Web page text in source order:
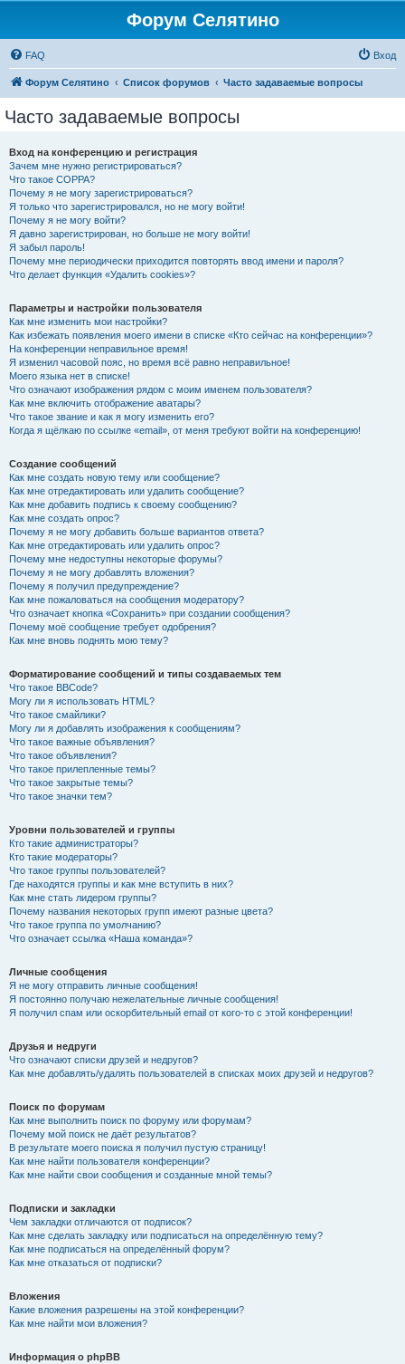
Форум Селятино
FAQ Вход
Форум Селятино Список форумов Часто задаваемые вопросы
Часто задаваемые вопросы
Вход на конференцию и регистрация
Зачем мне нужно регистрироваться?
Что такое COPPA?
Почему я не могу зарегистрироваться?
Я только что зарегистрировался, но не могу войти!
Почему я не могу войти?
Я давно зарегистрирован, но больше не могу войти!
Я забыл пароль!
Почему мне периодически приходится повторять ввод имени и пароля?
Что делает функция «Удалить cookies»?
Параметры и настройки пользователя
Как мне изменить мои настройки?
Как избежать появления моего имени в списке «Кто сейчас на конференции»?
На конференции неправильное время!
Я изменил часовой пояс, но время всё равно неправильное!
Моего языка нет в списке!
Что означают изображения рядом с моим именем пользователя?
Как мне включить отображение аватары?
Что такое звание и как я могу изменить его?
Когда я щёлкаю по ссылке «email», от меня требуют войти на конференцию!
Создание сообщений
Как мне создать новую тему или сообщение?
Как мне отредактировать или удалить сообщение?
Как мне добавить подпись к своему сообщению?
Как мне создать опрос?
Почему я не могу добавить больше вариантов ответа?
Как мне отредактировать или удалить опрос?
Почему мне недоступны некоторые форумы?
Почему я не могу добавлять вложения?
Почему я получил предупреждение?
Как мне пожаловаться на сообщения модератору?
Что означает кнопка «Сохранить» при создании сообщения?
Почему моё сообщение требует одобрения?
Как мне вновь поднять мою тему?
Форматирование сообщений и типы создаваемых тем
Что такое BBCode?
Могу ли я использовать HTML?
Что такое смайлики?
Могу ли я добавлять изображения к сообщениям?
Что такое важные объявления?
Что такое объявления?
Что такое прилепленные темы?
Что такое закрытые темы?
Что такое значки тем?
Уровни пользователей и группы
Кто такие администраторы?
Кто такие модераторы?
Что такое группы пользователей?
Где находятся группы и как мне вступить в них?
Как мне стать лидером группы?
Почему названия некоторых групп имеют разные цвета?
Что такое группа по умолчанию?
Что означает ссылка «Наша команда»?
Личные сообщения
Я не могу отправить личные сообщения!
Я постоянно получаю нежелательные личные сообщения!
Я получил спам или оскорбительный email от кого-то с этой конференции!
Друзья и недруги
Что означают списки друзей и недругов?
Как мне добавлять/удалять пользователей в списках моих друзей и недругов?
Поиск по форумам
Как мне выполнить поиск по форуму или форумам?
Почему мой поиск не даёт результатов?
В результате моего поиска я получил пустую страницу!
Как мне найти пользователя конференции?
Как мне найти свои сообщения и созданные мной темы?
Подписки и закладки
Чем закладки отличаются от подписок?
Как мне сделать закладку или подписаться на определённую тему?
Как мне подписаться на определённый форум?
Как мне отказаться от подписки?
Вложения
Какие вложения разрешены на этой конференции?
Как мне найти мои вложения?
Информация о phpBB